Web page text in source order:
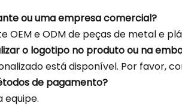
ou uma empresa comercial?
OEM e ODM de peças de metal e
o logotipo no produto ou na
está disponível. Por favor,
de pagamento?
equipe.